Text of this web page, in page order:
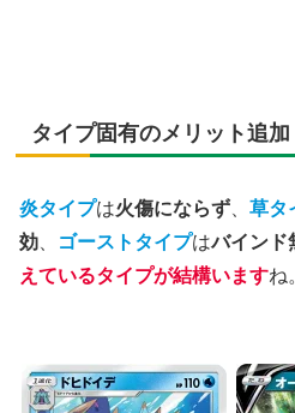
タイプ固有のメリット追加
炎タイプは火傷にならず 草タ
効
ゴーストタイプはバインド
えているタイプが結構いますね